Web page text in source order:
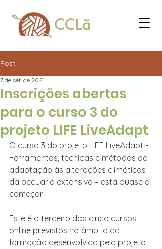
Post
Inscrições abertas
para o curso 3 do
projeto LIFE LiveAdapt
7 de set. de 2021
O curso 3 do projeto LIFE LiveAdapt -
Ferramentas, técnicas e métodos de
adaptação às alterações climáticas
da pecuária extensiva – está quase a
começar!
Este é o terceiro dos cinco cursos
online previstos no âmbito da
formação desenvolvida pelo projeto